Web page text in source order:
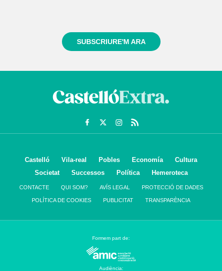
SUBSCRIURE'M ARA
Castelló Vila-real Pobles Economía
Cultura
Societat
Successos Política Hemeroteca
CONTACTE QUI SOM? AVÍS LEGAL PROTECCIÓ DE DADES
POLÍTICA DE COOKIES PUBLICITAT TRANSPARÈNCIA
Formem part de:
Audiència: